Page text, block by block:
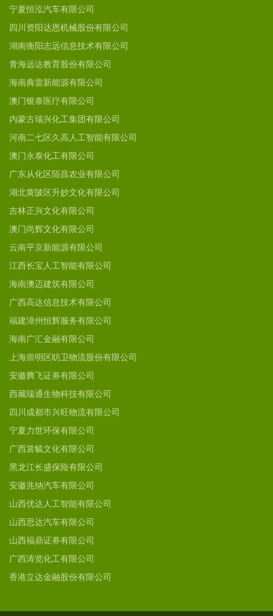
宁夏恒泓汽车有限公司
四川资阳达恩机械股份有限公司
湖南衡阳志远信息技术有限公司
青海远达教育股份有限公司
海南典雷新能源有限公司
澳门银泰医疗有限公司
内蒙古瑞兴化工集团有限公司
河南二七区久高人工智能有限公司
澳门永泰化工有限公司
广东从化区陌昌农业有限公司
湖北黄陂区升妙文化有限公司
吉林正兴文化有限公司
澳门尚辉文化有限公司
云南平京新能源有限公司
江西长宝人工智能有限公司
海南澳迈建筑有限公司
广西高达信息技术有限公司
福建漳州恒辉服务有限公司
海南广汇金融有限公司
上海崇明区昉卫物流股份有限公司
安徽腾飞证券有限公司
西藏瑞通生物科技有限公司
四川成都市兴旺物流有限公司
宁夏力世环保有限公司
广西裳毓文化有限公司
黑龙江长盛保险有限公司
安徽兆纳汽车有限公司
山西优达人工智能有限公司
山西思达汽车有限公司
山西福鼎证券有限公司
广西涛览化工有限公司
香港立达金融股份有限公司